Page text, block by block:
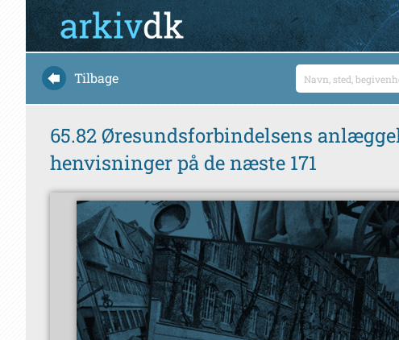
Tilbage
65.82 Øresundsforbindelsens
henvisninger på de næste 171